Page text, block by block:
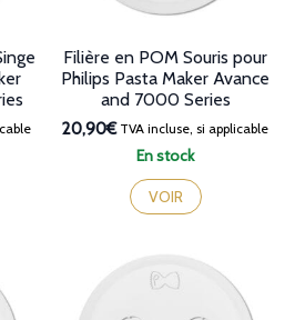
En stock
Filière en POM Souris pour
Philips Pasta Maker Avance
and 7000 Series
20,90€TVA incluse, si applicable
VOIR